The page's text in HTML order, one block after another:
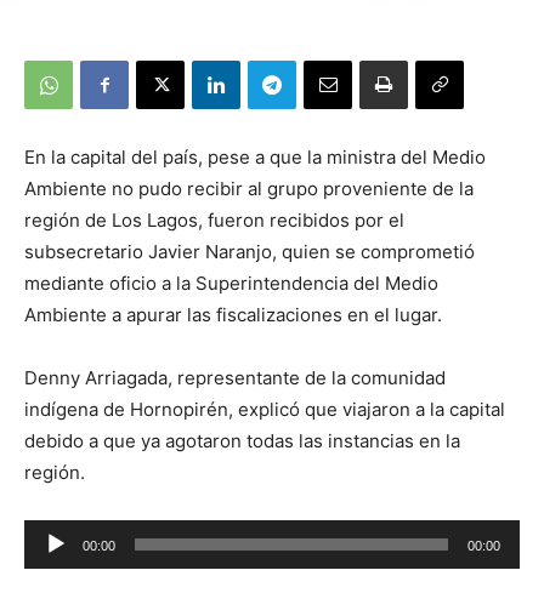
En la capital del país, pese a que la ministra del Medio
Ambiente no pudo recibir al grupo proveniente de la
región de Los Lagos, fueron recibidos por el
subsecretario Javier Naranjo, quien se comprometió
mediante oficio a la Superintendencia del Medio
Ambiente a apurar las fiscalizaciones en el lugar.
Denny Arriagada, representante de la comunidad
indígena de Hornopirén, explicó que viajaron a la capital
debido a que ya agotaron todas las instancias en la
región.
Reproductor
de
00:00 00:00